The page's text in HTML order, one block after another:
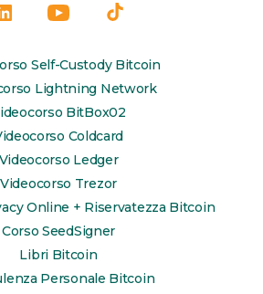
Apri
LinkedIn
in
una
nuova
scheda
Apri
YouTube
in
una
nuova
scheda
Apri
TikTok
in
una
nuova
scheda
Self-Custody Bitcoin
Lightning Network
BitBox02
Coldcard
Videocorso Ledger
Videocorso Trezor
Online + Riservatezza Bitcoin
Corso SeedSigner
Libri Bitcoin
Personale Bitcoin